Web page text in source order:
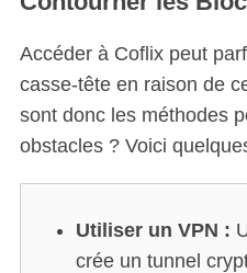
Accéder à Coflix peut
casse-tête en raison de
sont donc les méthodes
obstacles ? Voici
Utiliser un VPN :
crée un tunnel